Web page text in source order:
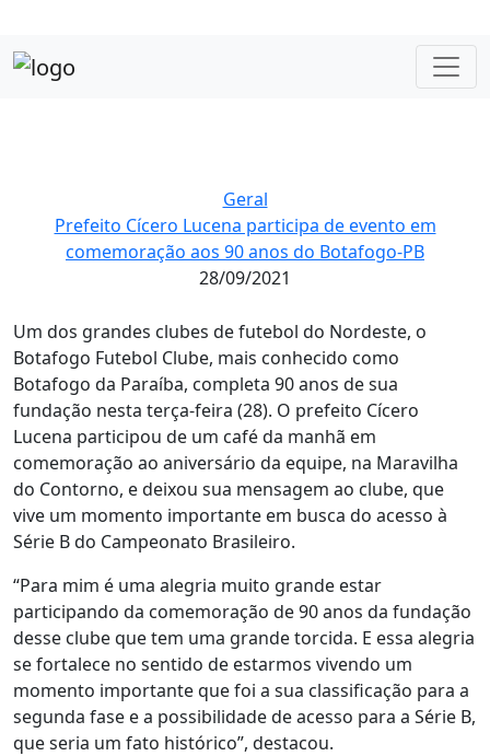
Geral
Prefeito Cícero Lucena participa de evento em
comemoração aos 90 anos do Botafogo-PB
28/09/2021
Um dos grandes clubes de futebol do Nordeste, o
Botafogo Futebol Clube, mais conhecido como
Botafogo da Paraíba, completa 90 anos de sua
fundação nesta terça-feira (28). O prefeito Cícero
Lucena participou de um café da manhã em
comemoração ao aniversário da equipe, na Maravilha
do Contorno, e deixou sua mensagem ao clube, que
vive um momento importante em busca do acesso à
Série B do Campeonato Brasileiro.
“Para mim é uma alegria muito grande estar
participando da comemoração de 90 anos da fundação
desse clube que tem uma grande torcida. E essa alegria
se fortalece no sentido de estarmos vivendo um
momento importante que foi a sua classificação para a
segunda fase e a possibilidade de acesso para a Série B,
que seria um fato histórico”, destacou.